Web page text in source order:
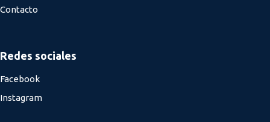
Contacto
Redes sociales
Facebook
Instagram